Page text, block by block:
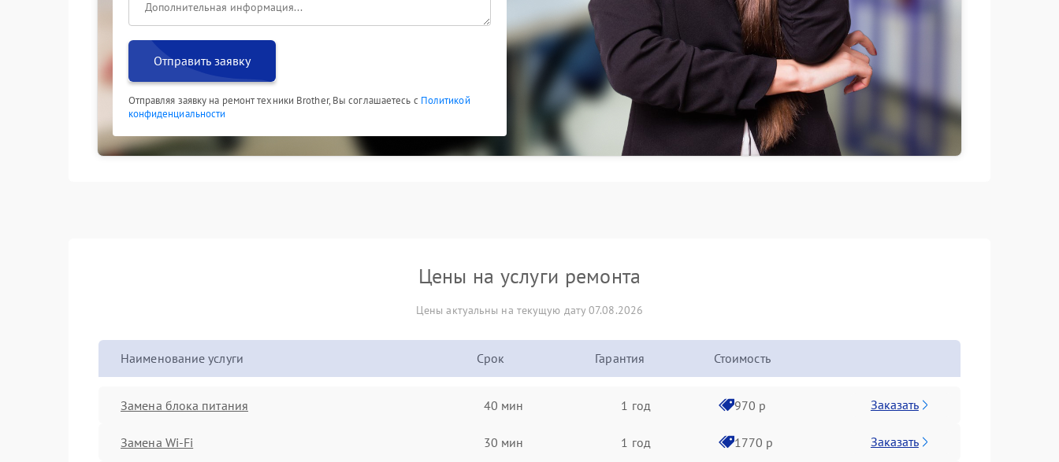
Отправить заявку
Отправляя заявку на ремонт техники Brother, Вы соглашаетесь с Политикой
конфиденциальности
Цены на услуги ремонта
Цены актуальны на текущую дату 07.08.2026
Наименование услуги Срок Гарантия Стоимость
Замена блока питания 40 мин 1 год 970 р Заказать
Замена Wi-Fi 30 мин 1 год 1770 р Заказать